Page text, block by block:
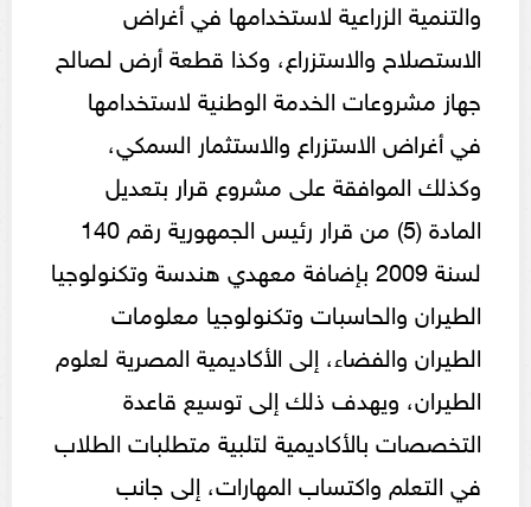
والتنمية الزراعية لاستخدامها في أغراض
الاستصلاح والاستزراع، وكذا قطعة أرض لصالح
جهاز مشروعات الخدمة الوطنية لاستخدامها
في أغراض الاستزراع والاستثمار السمكي،
وكذلك الموافقة على مشروع قرار بتعديل
المادة (5) من قرار رئيس الجمهورية رقم 140
لسنة 2009 بإضافة معهدي هندسة وتكنولوجيا
الطيران والحاسبات وتكنولوجيا معلومات
الطيران والفضاء، إلى الأكاديمية المصرية لعلوم
الطيران، ويهدف ذلك إلى توسيع قاعدة
التخصصات بالأكاديمية لتلبية متطلبات الطلاب
في التعلم واكتساب المهارات، إلى جانب